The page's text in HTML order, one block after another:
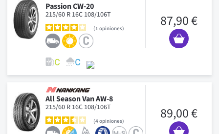
Passion CW-20
215/60 R 16C 108/106T
1 opiniones 87,90 €
All Season Van AW-8
215/60 R 16C 108/106T
4opiniones 89,00 €